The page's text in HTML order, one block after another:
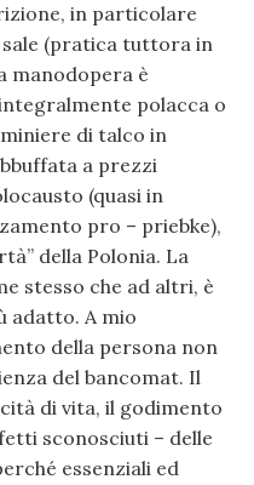
in particolare
sale (pratica tuttora in
manodopera è
polacca o
di talco in
a prezzi
(quasi in
pro – priebke),
della Polonia. La
stesso che ad altri, è
adatto. A mio
della persona non
del bancomat. Il
di vita, il godimento
sconosciuti – delle
essenziali ed